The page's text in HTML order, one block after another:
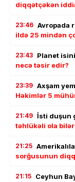
diqqətçəkən
23:46 Avropada
ildə 25 mindən
23:43 Planet
necə təsir edir?
23:39 Axşam
Həkimlər 5
21:49 İsti duşun
təhlükəli ola bilər
21:25
sorğusunun
21:15 Ceyhun